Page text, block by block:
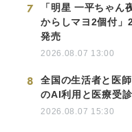
7
「明星 一平ちゃん
からしマヨ2個付
発売
2026.08.07 13:00
8
全国の生活者と医
のAI利用と医療受
2026.08.07 15:30